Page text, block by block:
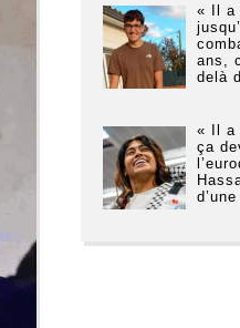
« Il a
ans,
delà
« Il a
ça